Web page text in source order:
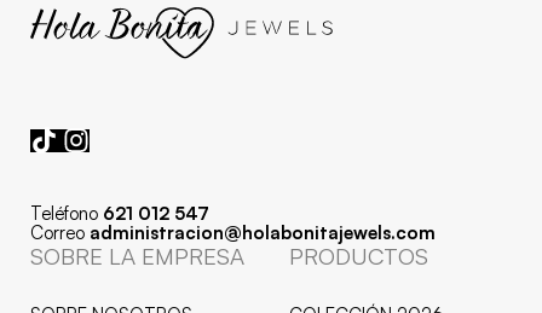
Teléfono 621 012 547
Correo administracion@holabonitajewels.com
SOBRE LA EMPRESA PRODUCTOS